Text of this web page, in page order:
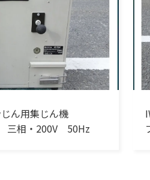
ん用集じん機
相・200V 50Hz